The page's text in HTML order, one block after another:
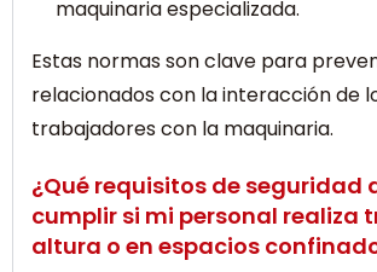
maquinaria especializada.
Estas normas son clave para
relacionados con la interacción de
trabajadores con la maquinaria.
¿Qué requisitos de seguridad
cumplir si mi personal realiza
altura o en espacios